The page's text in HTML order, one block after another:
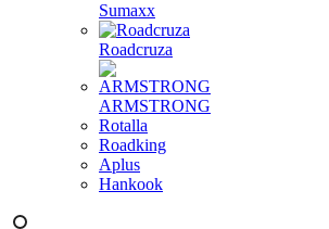
Sumaxx
Roadcruza
ARMSTRONG
Rotalla
Roadking
Aplus
Hankook